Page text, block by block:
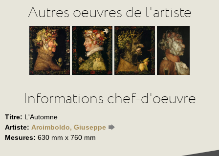
Autres oeuvres de l'artiste
Informations chef-d'oeuvre
Titre: L'Automne
Artiste: Arcimboldo, Giuseppe
Mesures: 630 mm x 760 mm